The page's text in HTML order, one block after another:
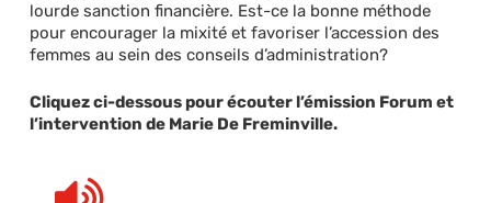
lourde sanction financière. Est-ce la bonne méthode
pour encourager la mixité et favoriser l’accession des
femmes au sein des conseils d’administration?
Cliquez ci-dessous pour écouter l’émission Forum et
l’intervention de Marie De Freminville.